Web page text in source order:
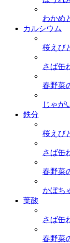
わかめ
カルシウム
桜えび
さば缶
春野菜
じゃが
鉄分
桜えび
さば缶
春野菜
かぼち
葉酸
さば缶
春野菜